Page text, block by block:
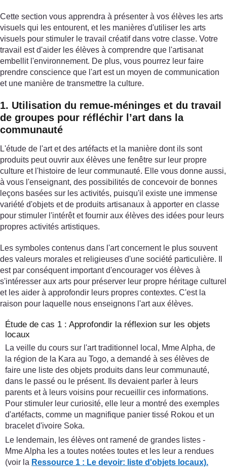
Cette section vous apprendra à présenter à vos élèves les arts
visuels qui les entourent, et les manières d'utiliser les arts
visuels pour stimuler le travail créatif dans votre classe. Votre
travail est d'aider les élèves à comprendre que l'artisanat
embellit l'environnement. De plus, vous pourrez leur faire
prendre conscience que l'art est un moyen de communication
et une manière de transmettre la culture.
1. Utilisation du remue-méninges et du travail
de groupes pour réfléchir l’art dans la
communauté
L'étude de l'art et des artéfacts et la manière dont ils sont
produits peut ouvrir aux élèves une fenêtre sur leur propre
culture et l'histoire de leur communauté. Elle vous donne aussi,
à vous l'enseignant, des possibilités de concevoir de bonnes
leçons basées sur les activités, puisqu'il existe une immense
variété d'objets et de produits artisanaux à apporter en classe
pour stimuler l'intérêt et fournir aux élèves des idées pour leurs
propres activités artistiques.
Les symboles contenus dans l'art concernent le plus souvent
des valeurs morales et religieuses d'une société particulière. Il
est par conséquent important d'encourager vos élèves à
s'intéresser aux arts pour préserver leur propre héritage culturel
et les aider à approfondir leurs propres contextes. C'est la
raison pour laquelle nous enseignons l'art aux élèves.
Étude de cas 1 : Approfondir la réflexion sur les objets
locaux
La veille du cours sur l'art traditionnel local, Mme Alpha, de
la région de la Kara au Togo, a demandé à ses élèves de
faire une liste des objets produits dans leur communauté,
dans le passé ou le présent. Ils devaient parler à leurs
parents et à leurs voisins pour recueillir ces informations.
Pour stimuler leur curiosité, elle leur a montré des exemples
d'artéfacts, comme un magnifique panier tissé Rokou et un
bracelet d'ivoire Soka.
Le lendemain, les élèves ont ramené de grandes listes -
Mme Alpha les a toutes notées toutes et les leur a rendues
(voir la Ressource 1 : Le devoir: liste d'objets locaux).